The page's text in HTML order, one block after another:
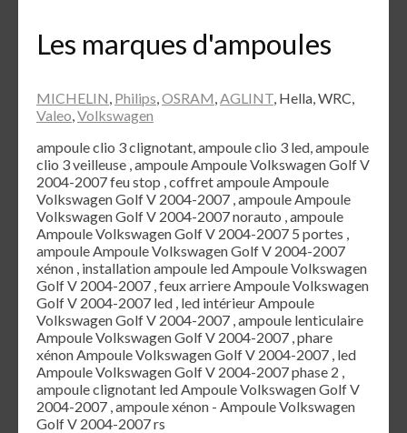
Les marques d'ampoules
MICHELIN, Philips,OSRAM,AGLINT, Hella, WRC,
Valeo,Volkswagen
ampoule clio 3 clignotant, ampoule clio 3 led, ampoule
clio 3 veilleuse , ampoule Ampoule Volkswagen Golf V
2004-2007 feu stop , coffret ampoule Ampoule
Volkswagen Golf V 2004-2007 , ampoule Ampoule
Volkswagen Golf V 2004-2007 norauto , ampoule
Ampoule Volkswagen Golf V 2004-2007 5 portes ,
ampoule Ampoule Volkswagen Golf V 2004-2007
xénon , installation ampoule led Ampoule Volkswagen
Golf V 2004-2007 , feux arriere Ampoule Volkswagen
Golf V 2004-2007 led , led intérieur Ampoule
Volkswagen Golf V 2004-2007 , ampoule lenticulaire
Ampoule Volkswagen Golf V 2004-2007 , phare
xénon Ampoule Volkswagen Golf V 2004-2007 , led
Ampoule Volkswagen Golf V 2004-2007 phase 2 ,
ampoule clignotant led Ampoule Volkswagen Golf V
2004-2007 , ampoule xénon - Ampoule Volkswagen
Golf V 2004-2007 rs